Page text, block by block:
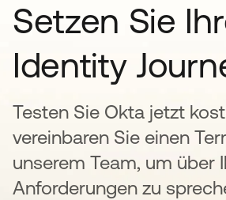
Setzen Sie
Identity
Testen Sie Okta jetzt
vereinbaren Sie einen
unserem Team, um über
Anforderungen zu